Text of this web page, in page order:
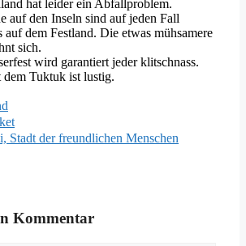
hat leider ein Abfallproblem.
auf den Inseln sind auf jeden Fall
auf dem Festland. Die etwas mühsamere
sich.
wird garantiert jeder klitschnass.
dem Tuktuk ist lustig.
Stadt der freundlichen Menschen
Kommentar